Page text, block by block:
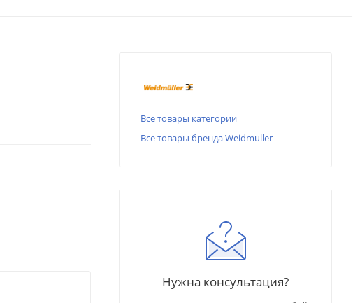
Все товары категории
Все товары бренда Weidmuller
Нужна консультация?